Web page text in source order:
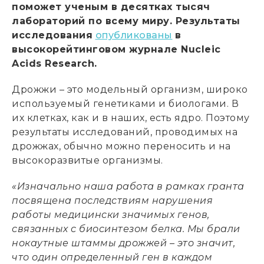
поможет ученым в десятках тысяч
лабораторий по всему миру. Результаты
исследования опубликованы в
высокорейтинговом журнале Nucleic
Acids Research.
Дрожжи – это модельный организм, широко
используемый генетиками и биологами. В
их клетках, как и в наших, есть ядро. Поэтому
результаты исследований, проводимых на
дрожжах, обычно можно переносить и на
высокоразвитые организмы.
«Изначально наша работа в рамках гранта
посвящена последствиям нарушения
работы медицински значимых генов,
связанных с биосинтезом белка. Мы брали
нокаутные штаммы дрожжей – это значит,
что один определенный ген в каждом